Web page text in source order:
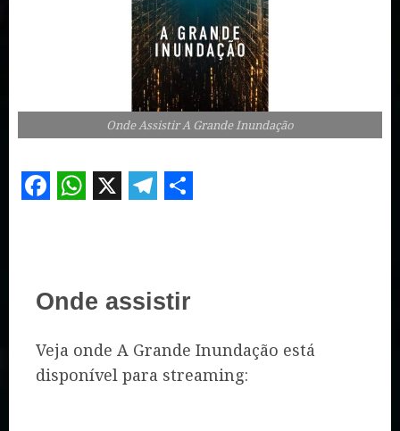
Onde Assistir A Grande Inundação
Onde assistir
Veja onde A Grande Inundação está
disponível para streaming: